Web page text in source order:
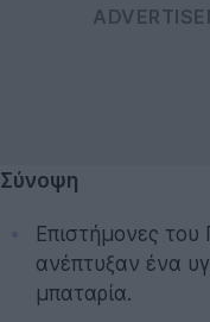
Σύνοψη
Επιστήμονες
ανέπτυξαν ένα
μπαταρία.